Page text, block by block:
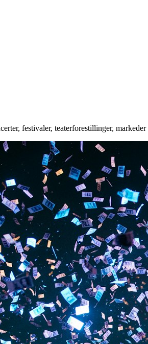
festivaler, teaterforestillinger,